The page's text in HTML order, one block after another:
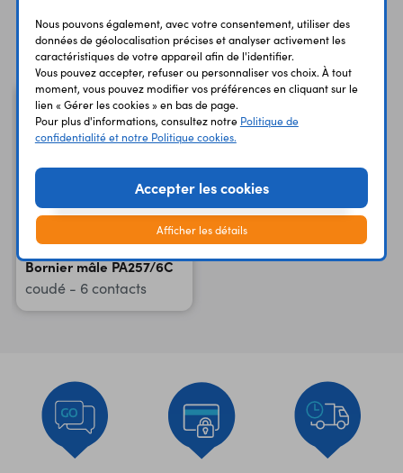
Vous avez déja consulté
Bornier mâle PA257/6C
coudé - 6 contacts
Nous pouvons également, avec votre consentement, utiliser des
données de géolocalisation précises et analyser activement les
caractéristiques de votre appareil afin de l'identifier.
Vous pouvez accepter, refuser ou personnaliser vos choix. À tout
moment, vous pouvez modifier vos préférences en cliquant sur le
lien « Gérer les cookies » en bas de page.
Pour plus d'informations, consultez notre Politique de
confidentialité et notre Politique cookies.
Accepter les cookies
Afficher les détails